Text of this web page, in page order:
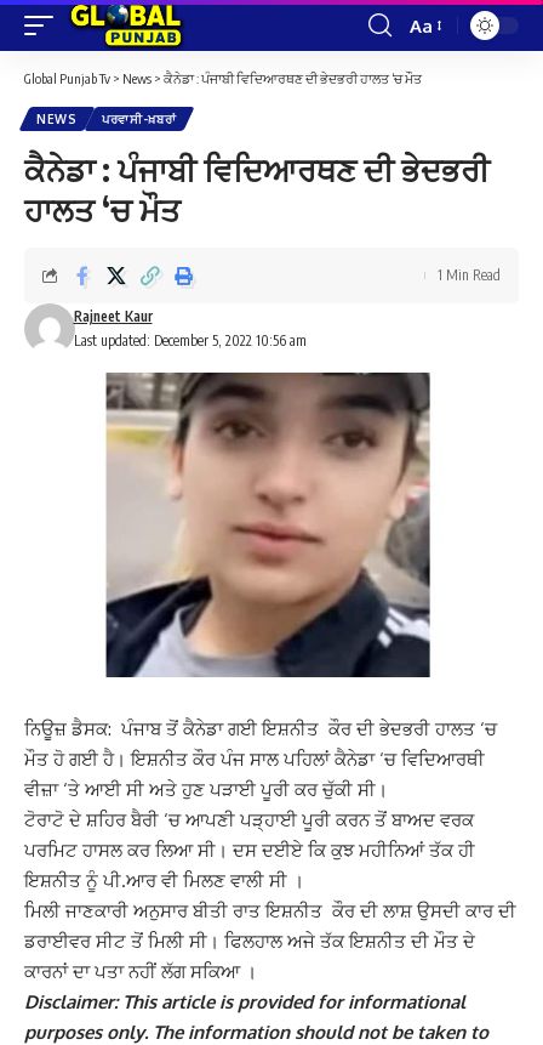
Font
Resizer
Aa
Global Punjab Tv > News > ਕੈਨੇਡਾ : ਪੰਜਾਬੀ ਵਿਦਿਆਰਥਣ ਦੀ ਭੇਦਭਰੀ ਹਾਲਤ ‘ਚ ਮੌਤ
NEWS ਪਰਵਾਸੀ-ਖ਼ਬਰਾਂ
ਕੈਨੇਡਾ : ਪੰਜਾਬੀ ਵਿਦਿਆਰਥਣ ਦੀ ਭੇਦਭਰੀ
ਹਾਲਤ ‘ਚ ਮੌਤ
Last updated: December 5, 2022 10:56 am
Rajneet Kaur
1 Min Read
ਨਿਊਜ਼ ਡੈਸਕ: ਪੰਜਾਬ ਤੋਂ ਕੈਨੇਡਾ ਗਈ ਇਸ਼ਨੀਤ ਕੌਰ ਦੀ ਭੇਦਭਰੀ ਹਾਲਤ ‘ਚ
ਮੌਤ ਹੋ ਗਈ ਹੈ। ਇਸ਼ਨੀਤ ਕੌਰ ਪੰਜ ਸਾਲ ਪਹਿਲਾਂ ਕੈਨੇਡਾ ‘ਚ ਵਿਦਿਆਰਥੀ
ਵੀਜ਼ਾ ‘ਤੇ ਆਈ ਸੀ ਅਤੇ ਹੁਣ ਪੜਾਈ ਪੂਰੀ ਕਰ ਚੁੱਕੀ ਸੀ।
ਟੋਰਾਟੋ ਦੇ ਸ਼ਹਿਰ ਬੈਰੀ ‘ਚ ਆਪਣੀ ਪੜ੍ਹਾਈ ਪੂਰੀ ਕਰਨ ਤੋਂ ਬਾਅਦ ਵਰਕ
ਪਰਮਿਟ ਹਾਸਲ ਕਰ ਲਿਆ ਸੀ। ਦਸ ਦਈਏ ਕਿ ਕੁਝ ਮਹੀਨਿਆਂ ਤੱਕ ਹੀ
ਇਸ਼ਨੀਤ ਨੂੰ ਪੀ.ਆਰ ਵੀ ਮਿਲਣ ਵਾਲੀ ਸੀ ।
ਮਿਲੀ ਜਾਣਕਾਰੀ ਅਨੁਸਾਰ ਬੀਤੀ ਰਾਤ ਇਸ਼ਨੀਤ ਕੌਰ ਦੀ ਲਾਸ਼ ਉਸਦੀ ਕਾਰ ਦੀ
ਡਰਾਈਵਰ ਸੀਟ ਤੋਂ ਮਿਲੀ ਸੀ। ਫਿਲਹਾਲ ਅਜੇ ਤੱਕ ਇਸ਼ਨੀਤ ਦੀ ਮੌਤ ਦੇ
ਕਾਰਨਾਂ ਦਾ ਪਤਾ ਨਹੀਂ ਲੱਗ ਸਕਿਆ ।
Disclaimer: This article is provided for informational
purposes only. The information should not be taken to